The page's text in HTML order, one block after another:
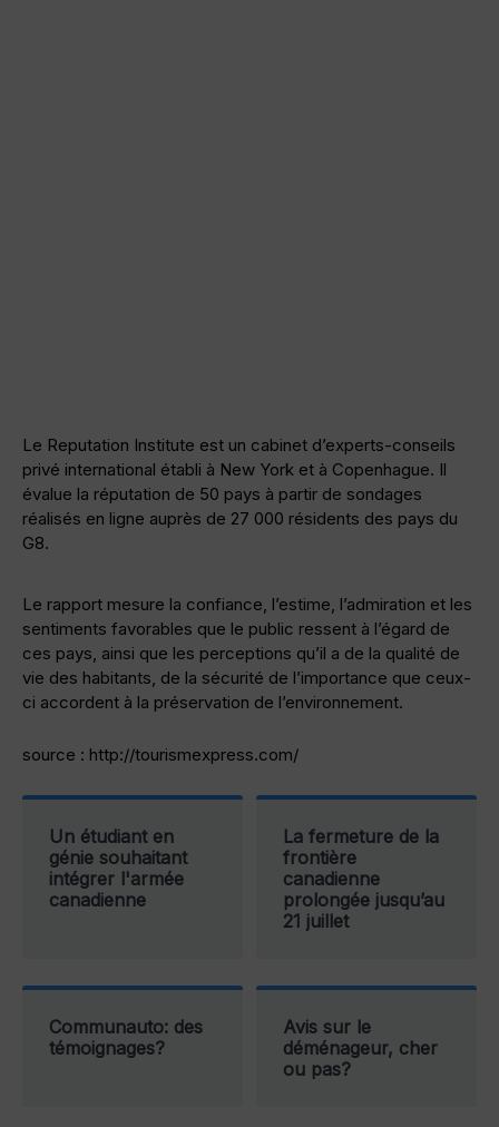
Le Reputation Institute est un cabinet d’experts-conseils
privé international établi à New York et à Copenhague. Il
évalue la réputation de 50 pays à partir de sondages
réalisés en ligne auprès de 27 000 résidents des pays du
G8.
Le rapport mesure la confiance, l’estime, l’admiration et les
sentiments favorables que le public ressent à l’égard de
ces pays, ainsi que les perceptions qu’il a de la qualité de
vie des habitants, de la sécurité de l’importance que ceux-
ci accordent à la préservation de l’environnement.
source : http://tourismexpress.com/
Un étudiant en
génie souhaitant
intégrer l'armée
canadienne
La fermeture de la
frontière
canadienne
prolongée jusqu’au
21 juillet
Communauto: des
témoignages?
Avis sur le
déménageur, cher
ou pas?